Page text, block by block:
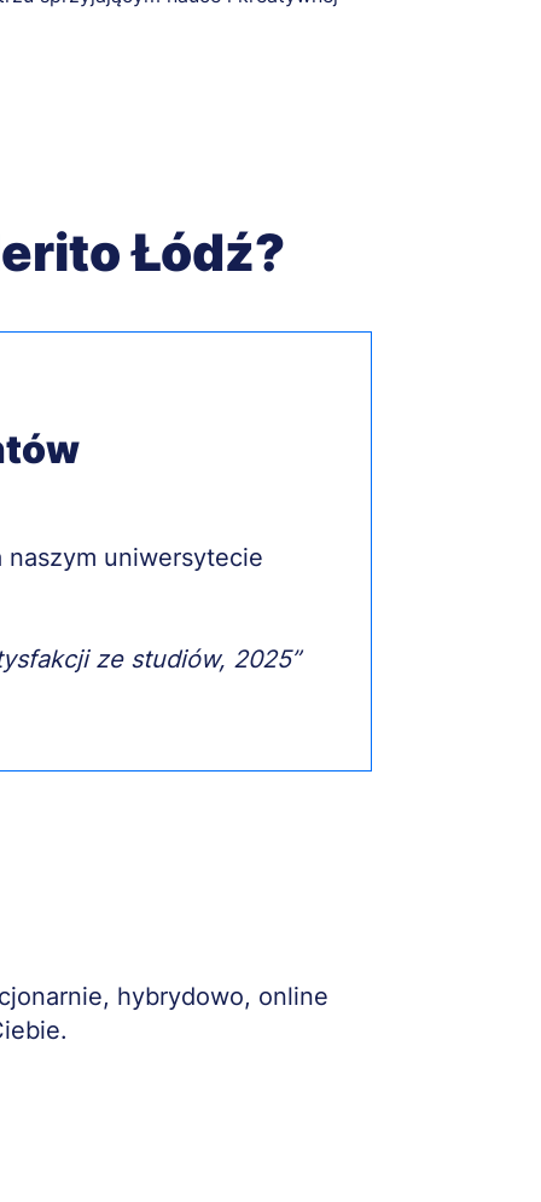
Łódź?
naszym uniwersytecie
ze studiów, 2025”
hybrydowo, online